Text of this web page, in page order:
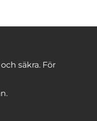
säkra. För